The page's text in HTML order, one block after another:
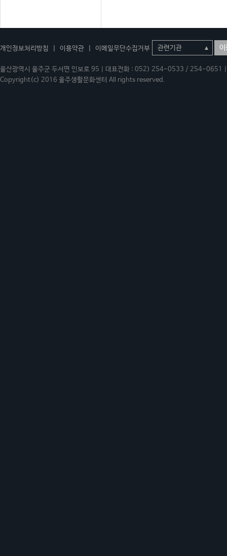
개인정보처리방침 이용약관 이메일무단수집거부 이
울산광역시 울주군 두서면 인보로 95 | 대표전화 : 052) 254-0533 / 254-
Copyright(c) 2016 울주생활문화센터 All rights reserved.